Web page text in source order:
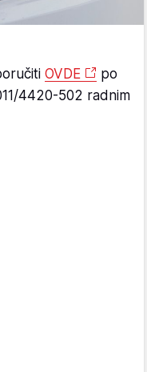
OVDE
po
4420-502 radnim